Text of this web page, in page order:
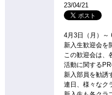
23/04/21
4月3日（月）～
新入生歓迎会を
この歓迎会は、
活動に関するPR
新入部員を勧誘
連日、様々なク